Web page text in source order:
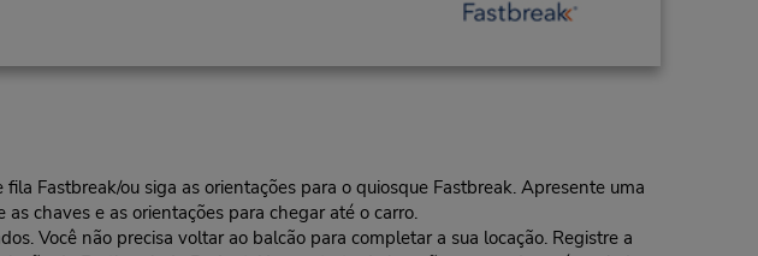
Fastbreak/ou siga as orientações para o quiosque Fastbreak. Apresente uma
chaves e as orientações para chegar até o carro.
Você não precisa voltar ao balcão para completar a sua locação. Registre a